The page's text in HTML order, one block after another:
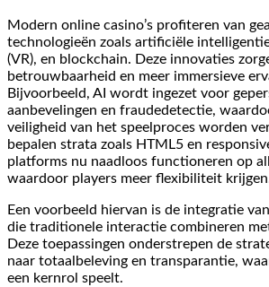
Modern online casino’s profiteren van
technologieën zoals artificiële
(VR), en blockchain. Deze innovaties
betrouwbaarheid en meer immersieve
Bijvoorbeeld, AI wordt ingezet voor
aanbevelingen en fraudedetectie,
veiligheid van het speelproces worden
bepalen strata zoals HTML5 en
platforms nu naadloos functioneren op
waardoor players meer flexibiliteit
Een voorbeeld hiervan is de integratie
die traditionele interactie combineren
Deze toepassingen onderstrepen de
naar totaalbeleving en transparantie,
een kernrol speelt.